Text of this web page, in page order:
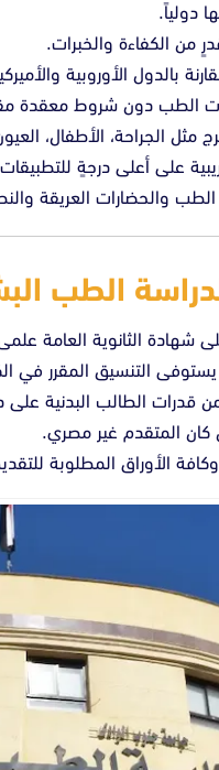
دولياً.
من الكفاءة والخبرات.
بالدول الأوروبية
الطب دون شروط معقدة
الجراحة، الأطفال،
على أعلى درجةٍ للتطبيقات
والحضارات العريقة
الطب
الثانوية العامة
التنسيق المقرر في
قدرات الطالب البدنية
كان المتقدم غير مصري.
الأوراق المطلوبة